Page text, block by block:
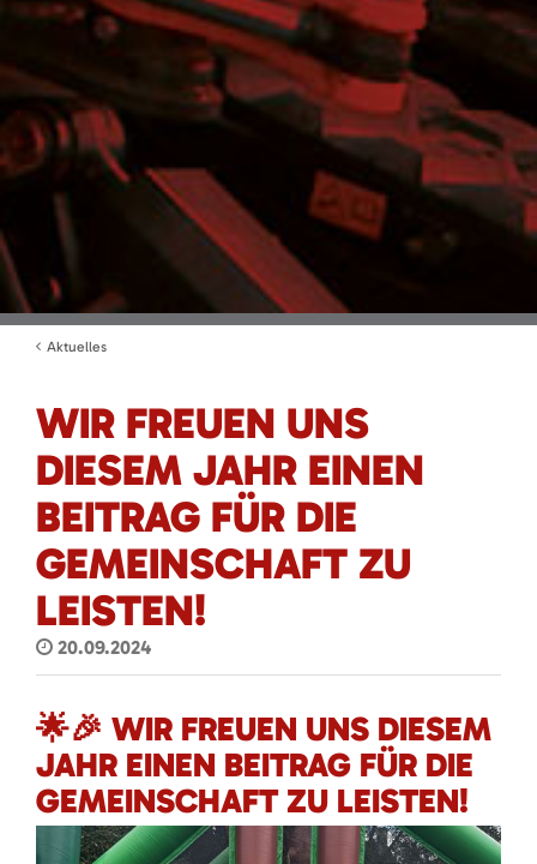
Aktuelles
WIR FREUEN UNS
DIESEM JAHR EINEN
BEITRAG FÜR DIE
GEMEINSCHAFT ZU
LEISTEN!
20.09.2024
🌟🎉 WIR FREUEN UNS DIESEM
JAHR EINEN BEITRAG FÜR DIE
GEMEINSCHAFT ZU LEISTEN!